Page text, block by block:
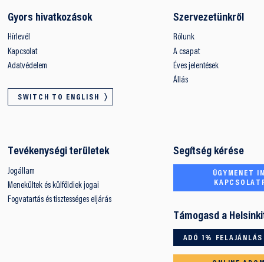
Gyors hivatkozások
Hírlevél
Kapcsolat
Adatvédelem
SWITCH TO ENGLISH
Szervezetünkről
Rólunk
A csapat
Éves jelentések
Állás
Tevékenységi területek
Jogállam
Menekültek és külföldiek jogai
Fogvatartás és tisztességes eljárás
Segítség kérése
ÜGYMENET
Támogasd a
ADÓ 1% FELAJÁNLÁS